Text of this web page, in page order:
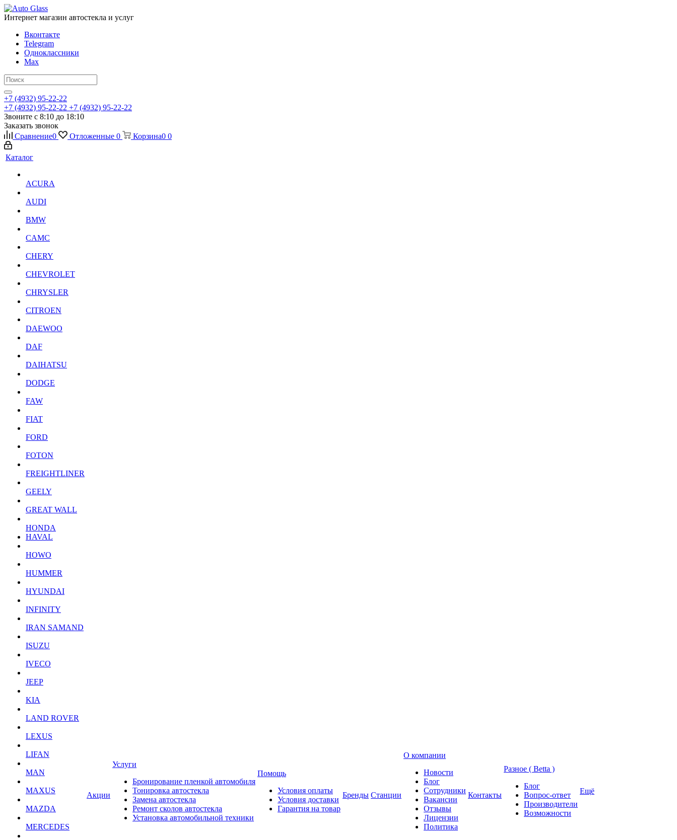
Интернет магазин автостекла и услуг
Вконтакте
Telegram
Одноклассники
Max
+7 (4932) 95-22-22
+7 (4932) 95-22-22 +7 (4932) 95-22-22
Звоните с 8:10 до 18:10
Заказать звонок
Сравнение0 Отложенные 0 Корзина0 0
Каталог
ACURA
AUDI
BMW
CAMC
CHERY
CHEVROLET
CHRYSLER
CITROEN
DAEWOO
DAF
DAIHATSU
DODGE
FAW
FIAT
FORD
FOTON
FREIGHTLINER
GEELY
GREAT WALL
HONDA
HAVAL
HOWO
HUMMER
HYUNDAI
INFINITY
IRAN SAMAND
ISUZU
IVECO
JEEP
KIA
LAND ROVER
LEXUS
LIFAN
MAN
MAXUS
MAZDA
MERCEDES
Акции
Услуги
Бронирование пленкой автомобиля
Тонировка автостекла
Замена автостекла
Ремонт сколов автостекла
Установка автомобильной техники
Помощь
Условия оплаты
Условия доставки
Гарантия на товар
Бренды Станции
О компании
Новости
Блог
Сотрудники
Вакансии
Отзывы
Лицензии
Политика
Контакты
Разное ( Betta )
Блог
Вопрос-ответ
Производители
Возможности
Ещё